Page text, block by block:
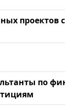
проектов
по